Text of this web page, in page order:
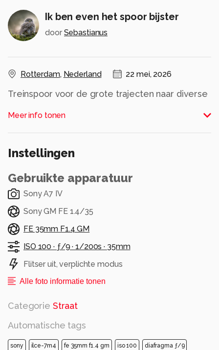
Ik ben even het spoor bijster
door Sebastianus
Rotterdam, Nederland 22 mei, 2026
Treinspoor voor de grote trajecten naar diverse
Feyenoord.
Meer info tonen
Instellingen
Gebruikte apparatuur
Sony A7 IV
Sony GM FE 1.4/35
FE 35mm F1.4 GM
ISO 100 · ƒ/9 ·1/200s · 35mm
Flitser uit, verplichte modus
Alle foto informatie tonen
Categorie Straat
Automatische tags
sony ilce-7m4 fe 35mm f1.4 gm iso 100 diafragma ƒ/9